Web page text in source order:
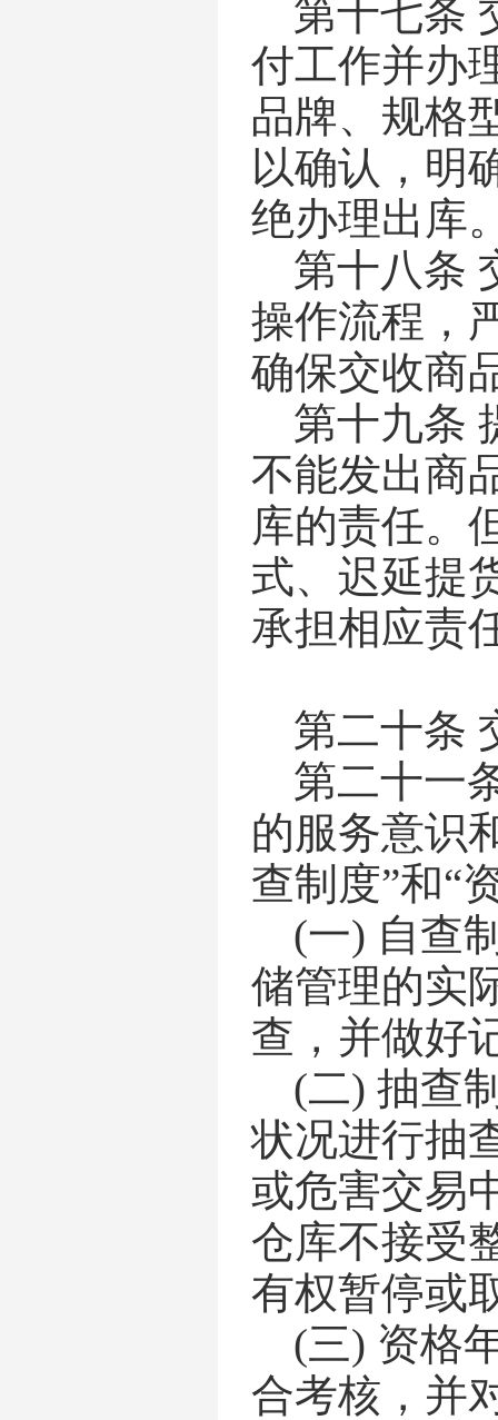
第十七条
付工作并办
品牌、规格
以确认，明
绝办理出库
第十八条
操作流程，
确保交收商
第十九条
不能发出商
库的责任。
式、迟延提
承担相应责
第二十条
第二十一
的服务意识
查制度”和“
(一) 自查
储管理的实
查，并做好
(二) 抽查
状况进行抽
或危害交易
仓库不接受
有权暂停或
(三) 资格
合考核，并